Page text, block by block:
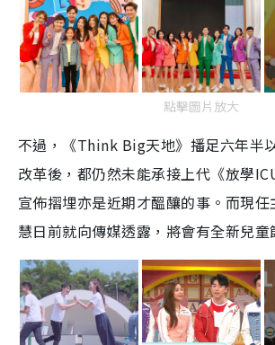
點擊圖片放大
不過，《Think Big天地》播足六年半
改革後，都仍然未能承接上代《放學
宣佈摺埋亦是近期才醞釀的事。而現
慧日前就向傳媒透露，將會有全新兒童